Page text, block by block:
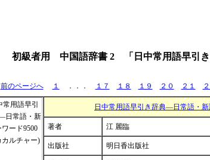
初級者用 中国語辞書 2 「日中常用語早引き
前のページへ １ ．．． １７ １８ １９ ２０ ２１
日中常用語早引き辞典―日常語・新
著者 江 麗臨
出版社 明日香出版社